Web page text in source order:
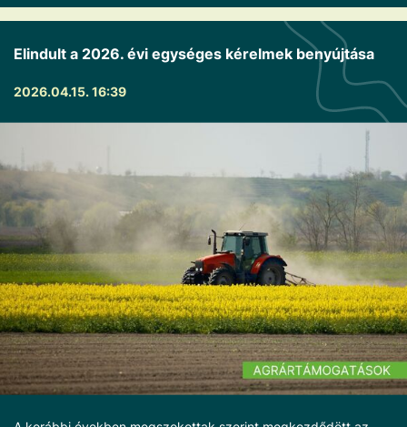
Elindult a 2026. évi egységes kérelmek benyújtása
2026.04.15. 16:39